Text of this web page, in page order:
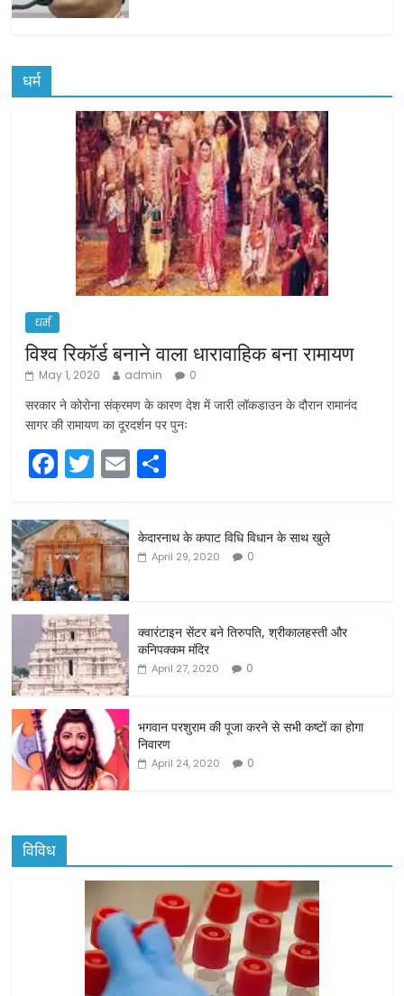
धर्म
धर्म
विश्व रिकॉर्ड बनाने वाला धारावाहिक बना रामायण
May 1, 2020 admin 0
सरकार ने कोरोना संक्रमण के कारण देश में जारी लॉकडाउन के दौरान रामानंद
सागर की रामायण का दूरदर्शन पर पुनः
F
a
c
e
b
o
o
k
T
w
itt
er
E
m
ai ar
e
केदारनाथ के कपाट विधि विधान के साथ खुले
April 29, 2020 0
क्वारंटाइन सेंटर बने तिरुपति, श्रीकालहस्ती और
कनिपक्कम मंदिर
April 27, 2020 0
भगवान परशुराम की पूजा करने से सभी कष्टों का होगा
निवारण
April 24, 2020 0
विविध